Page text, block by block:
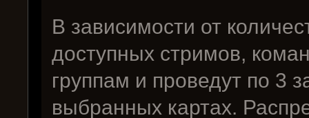
В зависимости от
доступных стримов,
группам и проведут по 3
выбранных картах.